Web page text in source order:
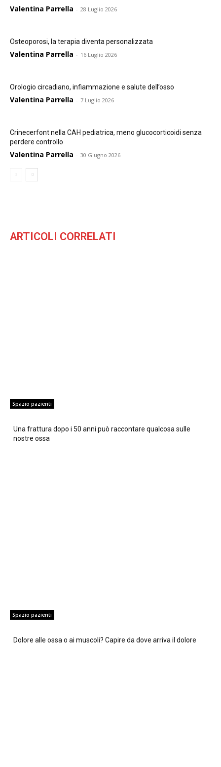
Valentina Parrella - 28 Luglio 2026
Osteoporosi, la terapia diventa personalizzata
Valentina Parrella - 16 Luglio 2026
Orologio circadiano, infiammazione e salute dell’osso
Valentina Parrella - 7 Luglio 2026
Crinecerfont nella CAH pediatrica, meno glucocorticoidi senza
perdere controllo
Valentina Parrella - 30 Giugno 2026
ARTICOLI CORRELATI
Spazio pazienti
Una frattura dopo i 50 anni può raccontare qualcosa sulle
nostre ossa
Spazio pazienti
Dolore alle ossa o ai muscoli? Capire da dove arriva il dolore